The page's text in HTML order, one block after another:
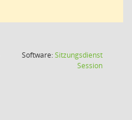
Software:Sitzungsdienst
Session(Wird in